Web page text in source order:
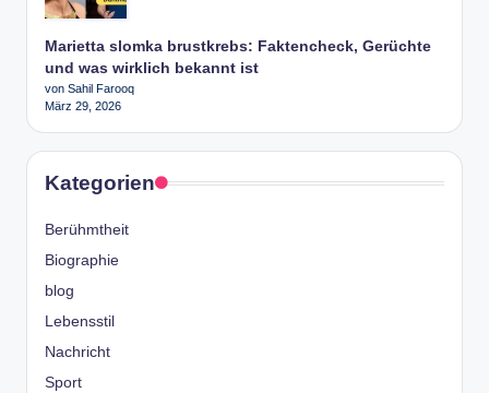
Marietta slomka brustkrebs: Faktencheck, Gerüchte
und was wirklich bekannt ist
von Sahil Farooq
März 29, 2026
Kategorien
Berühmtheit
Biographie
blog
Lebensstil
Nachricht
Sport